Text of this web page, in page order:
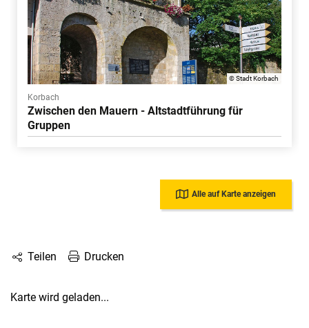
© Stadt Korbach
Korbach
Zwischen den Mauern - Altstadtführung für
Gruppen
Alle auf Karte anzeigen
Teilen Drucken
Karte wird geladen...